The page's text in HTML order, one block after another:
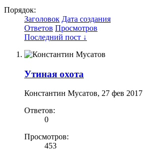
Порядок:
Заголовок Дата создания
Ответов Просмотров
Последний пост ↓
Утиная охота
Константин Мусатов, 27 фев 2017
Ответов:
0
Просмотров:
453